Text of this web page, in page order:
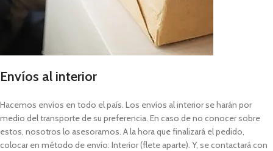
Envíos al interior
Hacemos envíos en todo el país. Los envíos al interior se harán por
medio del transporte de su preferencia. En caso de no conocer sobre
estos, nosotros lo asesoramos. A la hora que finalizará el pedido,
colocar en método de envío: Interior (flete aparte). Y, se contactará con